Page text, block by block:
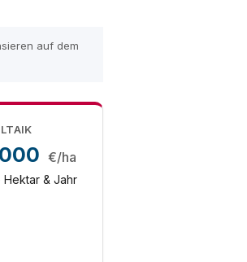
auf dem
€/ha
& Jahr